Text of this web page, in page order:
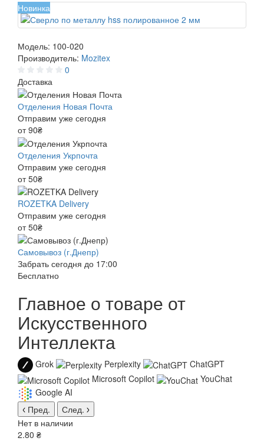
Новинка
Модель: 100-020
Производитель: Mozitex
0
Доставка
Отделения Новая Почта
Отправим уже сегодня
от 90₴
Отделения Укрпочта
Отправим уже сегодня
от 50₴
ROZETKA Delivery
Отправим уже сегодня
от 50₴
Самовывоз (г.Днепр)
Забрать сегодня до 17:00
Бесплатно
Главное о товаре от
Искусственного
Интеллекта
Grok Perplexity
ChatGPT
Microsoft Copilot
YouChat
Google AI
Пред.
След.
Нет в наличии
2.80 ₴